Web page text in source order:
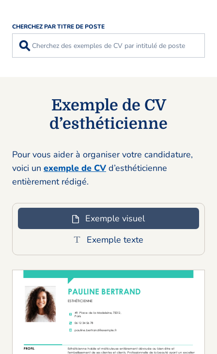
CHERCHEZ PAR TITRE DE POSTE
⚲
Exemple de CV
d’esthéticienne
Pour vous aider à organiser votre candidature,
voici un exemple de CV d’esthéticienne
entièrement rédigé.
Exemple visuel
Exemple texte